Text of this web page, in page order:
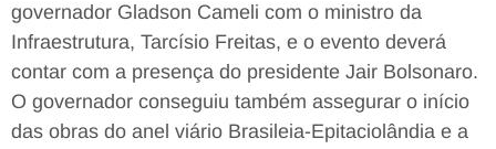
governador Gladson Cameli com o ministro da
Infraestrutura, Tarcísio Freitas, e o evento deverá
contar com a presença do presidente Jair Bolsonaro.
O governador conseguiu também assegurar o início
das obras do anel viário Brasileia-Epitaciolândia e a